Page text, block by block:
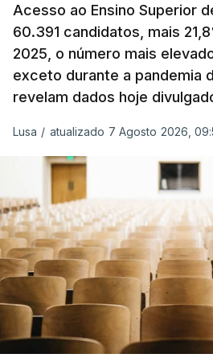
O Governo comprometeu-se a
extraordinária e temporária no
verifique um aumento do
superior a 10 cêntimos, para
preços.
Depois de uma subida inicial
Irão, à tensão geopolítica no
fecho do estreito de Ormuz,
combustíveis desceram
entre Washington e Teerão.
No entanto, com o retomar do
semanas têm sido marcadas
acentuada, tendência que
próxima semana.
Acesso ao Ensino Superior
60.391 candidatos, mais
2025, o número mais
exceto durante a pandemia
revelam dados hoje
Lusa / atualizado 7 Agosto 2026,